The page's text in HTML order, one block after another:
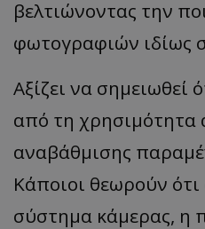
βελτιώνοντας την
φωτογραφιών ιδίως
Αξίζει να σημειωθεί
από τη χρησιμότητα
αναβάθμισης
Κάποιοι θεωρούν
σύστημα κάμερας, η